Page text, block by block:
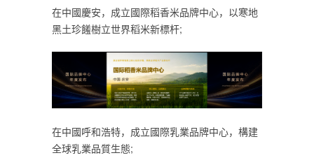
在中國慶安，成立國際稻香米品牌中心，以寒地
黑土珍饈樹立世界稻米新標杆;
在中國呼和浩特，成立國際乳業品牌中心，構建
全球乳業品質生態;